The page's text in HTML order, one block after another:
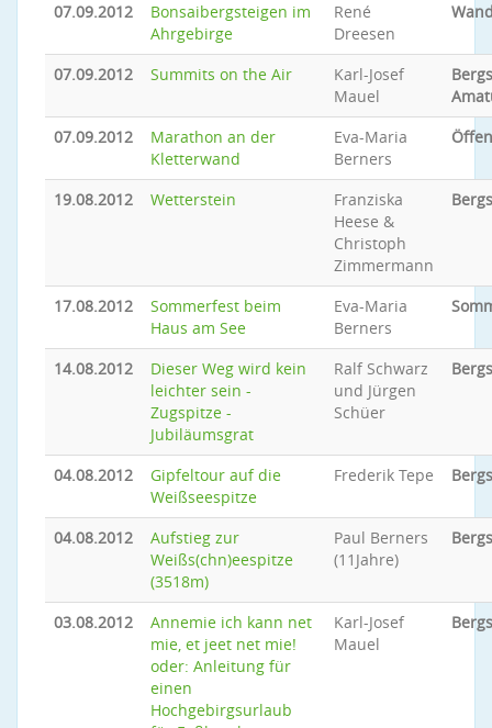
07.09.2012
Bonsaibergsteigen im
Ahrgebirge
René
Dreesen
07.09.2012 Summits on the Air
Karl-Josef
Mauel
07.09.2012
Marathon an der
Kletterwand
Eva-Maria
Berners
19.08.2012 Wetterstein
Franziska
Heese &
Christoph
Zimmermann
17.08.2012
Sommerfest beim
Haus am See
Eva-Maria
Berners
14.08.2012
Dieser Weg wird kein
leichter sein -
Zugspitze -
Jubiläumsgrat
Ralf Schwarz
und Jürgen
Schüer
04.08.2012
Gipfeltour auf die
Weißseespitze
Frederik Tepe
04.08.2012
Aufstieg zur
Weißs(chn)eespitze
(3518m)
Paul Berners
(11Jahre)
03.08.2012
Annemie ich kann net
mie, et jeet net mie!
oder: Anleitung für
einen
Hochgebirgsurlaub
Karl-Josef
Mauel